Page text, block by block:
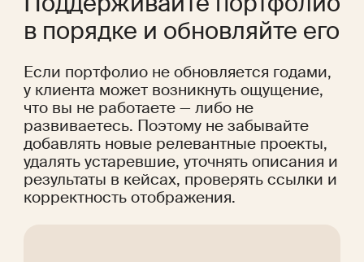
в порядке и обновляйте его
Если портфолио не обновляется годами,
у клиента может возникнуть ощущение,
что вы не работаете — либо не
развиваетесь. Поэтому не забывайте
добавлять новые релевантные проекты,
удалять устаревшие, уточнять описания и
результаты в кейсах, проверять ссылки и
корректность отображения.